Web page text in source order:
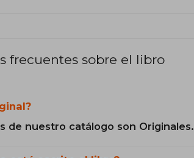
frecuentes sobre el libro
de nuestro catálogo son Originales.